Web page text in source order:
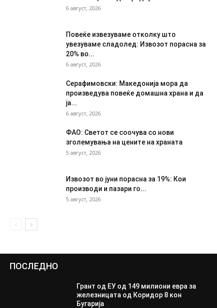
6 август, 2026
Повеќе извезуваме отколку што
увезуваме сладолед: Извозот порасна за
20% во...
6 август, 2026
Серафимовски: Македонија мора да
произведува повеќе домашна храна и да
ја...
6 август, 2026
ФАО: Светот се соочува со нови
зголемувања на цените на храната
5 август, 2026
Извозот во јуни порасна за 19%: Кои
производи и пазари го...
5 август, 2026
ПОСЛЕДНО
Грант од ЕУ од 149 милиони евра за
железницата од Коридор 8 кон
Бугарија